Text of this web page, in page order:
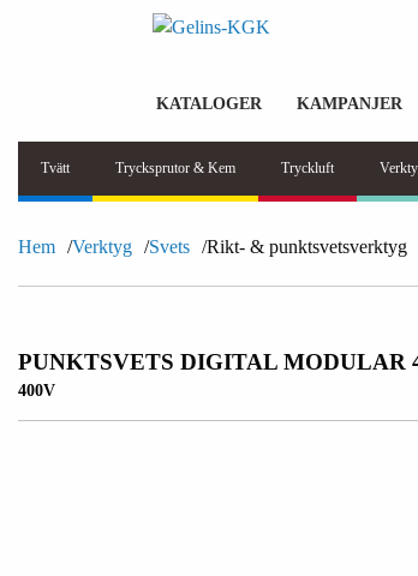
KATALOGER KAMPANJER
Tvätt Trycksprutor & Kem Tryckluft
Hem Verktyg Svets Rikt- & punktsvetsverktyg
PUNKTSVETS DIGITAL MODULAR
400V